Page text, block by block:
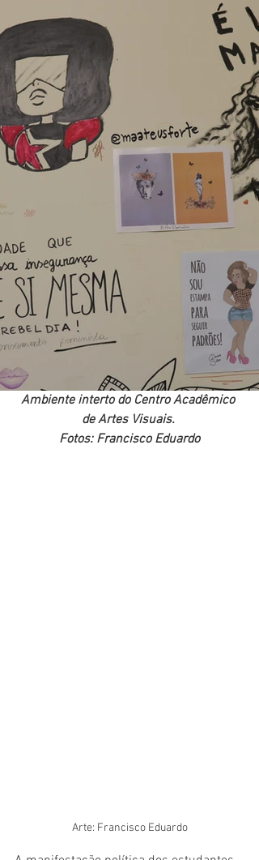
Ambiente interto do Centro Acadêmico
de Artes Visuais.
Fotos: Francisco Eduardo
Arte: Francisco Eduardo